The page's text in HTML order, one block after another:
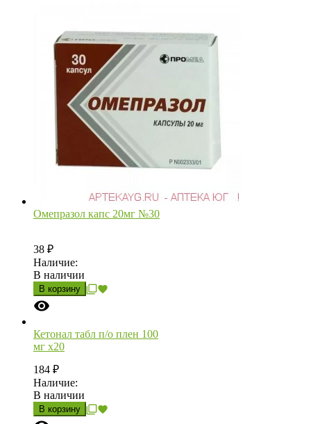
Омепразол капс 20мг №30
38 ₽
Наличие:
В наличии
В корзину
Кетонал табл п/о плен 100
мг х20
184 ₽
Наличие:
В наличии
В корзину